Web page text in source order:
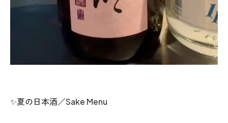
✨夏の日本酒／Sake Menu